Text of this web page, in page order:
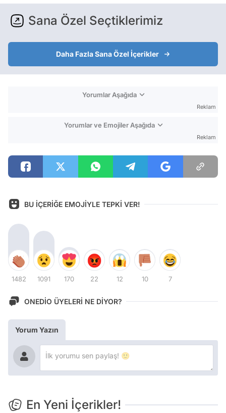
Sana Özel Seçtiklerimiz
Daha Fazla Sana Özel İçerikler
Yorumlar Aşağıda
Reklam
Yorumlar ve Emojiler Aşağıda
Reklam
BU İÇERİĞE EMOJİYLE TEPKİ VER!
1482 1091 170 22 12 10 7
ONEDİO ÜYELERİ NE DİYOR?
Yorum Yazın
En Yeni İçerikler!